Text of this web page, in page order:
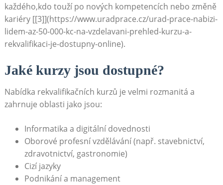
každého,kdo touží po nových kompetencích nebo změně
kariéry [[3]](https://www.uradprace.cz/urad-prace-nabizi-
lidem-az-50-000-kc-na-vzdelavani-prehled-kurzu-a-
rekvalifikaci-je-dostupny-online).
Jaké kurzy jsou dostupné?
Nabídka rekvalifikačních kurzů je velmi rozmanitá a
zahrnuje oblasti jako jsou:
Informatika a digitální dovednosti
Oborové profesní vzdělávání (např. stavebnictví,
zdravotnictví, gastronomie)
Cizí jazyky
Podnikání a management